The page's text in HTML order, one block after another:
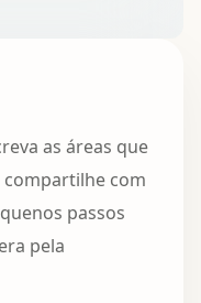
as áreas que
compartilhe com
passos
pela